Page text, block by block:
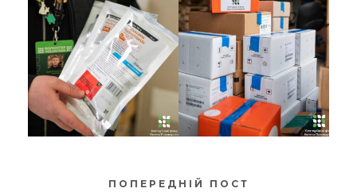
ПОПЕРЕДНІЙ ПОСТ